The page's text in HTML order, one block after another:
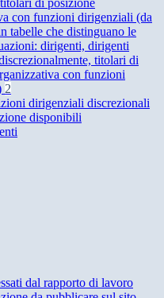
di posizione
con funzioni dirigenziali (da
tabelle che distinguano le
dirigenti, dirigenti
titolari di
con funzioni
2
dirigenziali discrezionali
disponibili
dal rapporto di lavoro